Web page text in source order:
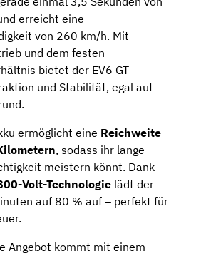
erreicht eine
von 260 km/h. Mit
und dem festen
bietet der EV6 GT
und Stabilität, egal auf
ermöglicht eine Reichweite
, sodass ihr lange
meistern könnt. Dank
Volt-Technologie lädt der
auf 80 % auf – perfekt für
Angebot kommt mit einem